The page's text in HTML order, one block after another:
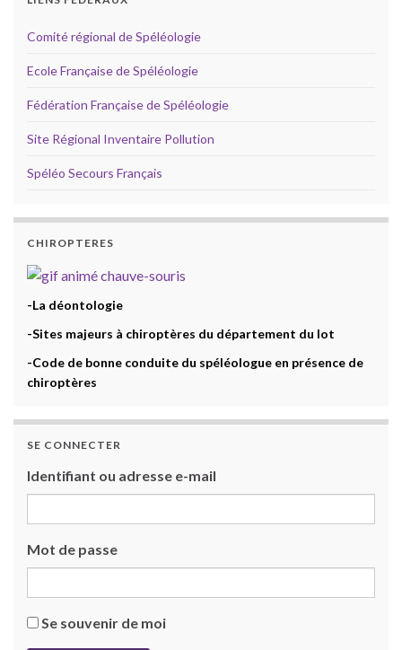
Comité régional de Spéléologie
Ecole Française de Spéléologie
Fédération Française de Spéléologie
Site Régional Inventaire Pollution
Spéléo Secours Français
CHIROPTERES
-La déontologie
-Sites majeurs à chiroptères du département du lot
-Code de bonne conduite du spéléologue en présence de
chiroptères
SE CONNECTER
Identifiant ou adresse e-mail
Mot de passe
Se souvenir de moi